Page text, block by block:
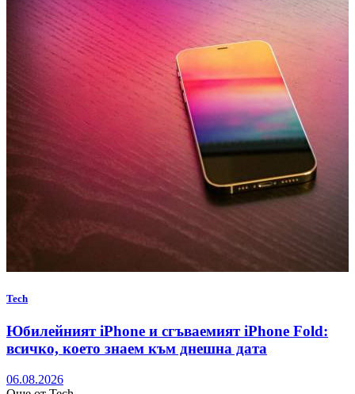
Tech
Юбилейният iPhone и сгъваемият iPhone Fold:
всичко, което знаем към днешна дата
06.08.2026